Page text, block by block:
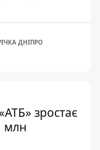
ДНІПРО
зростає
млн